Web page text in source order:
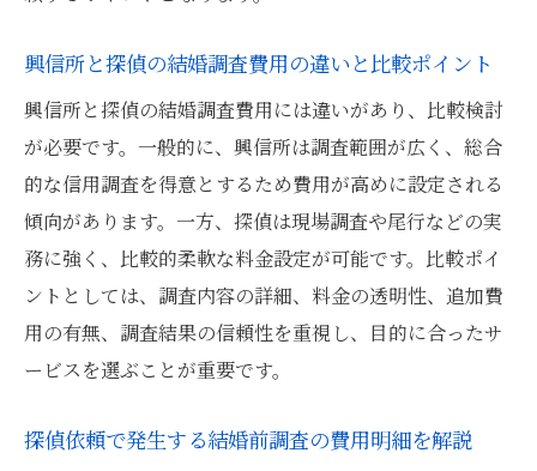
興信所と探偵の結婚調査費用の違いと比較ポイント
興信所と探偵の結婚調査費用には違いがあり、比較検討
が必要です。一般的に、興信所は調査範囲が広く、総合
的な信用調査を得意とするため費用が高めに設定される
傾向があります。一方、探偵は現場調査や尾行などの実
務に強く、比較的柔軟な料金設定が可能です。比較ポイ
ントとしては、調査内容の詳細、料金の透明性、追加費
用の有無、調査結果の信頼性を重視し、目的に合ったサ
ービスを選ぶことが重要です。
探偵依頼で発生する結婚前調査の費用明細を解説